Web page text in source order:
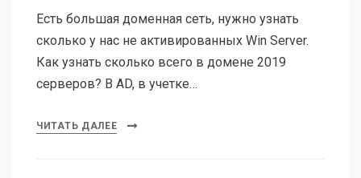
Есть большая доменная сеть, нужно узнать
сколько у нас не активированных Win Server.
Как узнать сколько всего в домене 2019
серверов? В AD, в учетке…
ЧИТАТЬ ДАЛЕЕ